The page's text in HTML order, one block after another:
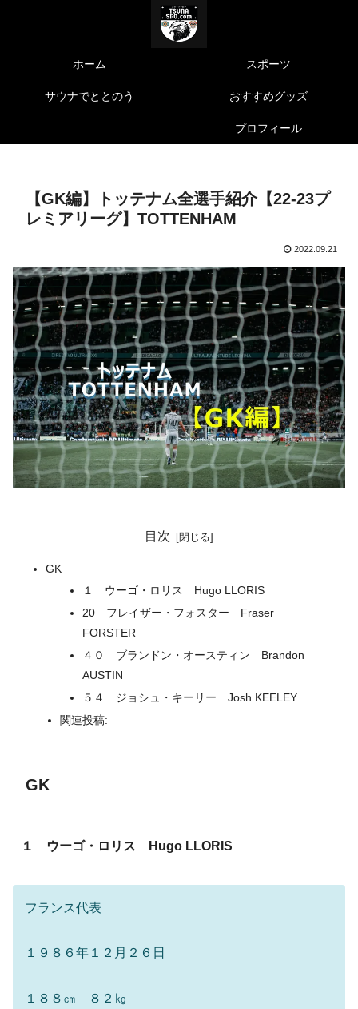
ホーム スポーツ
サウナでととのう おすすめグッズ
プロフィール
【GK編】トッテナム全選手紹介【22-23プ
レミアリーグ】TOTTENHAM
2022.09.21
目次
GK
１ ウーゴ・ロリス Hugo LLORIS
20 フレイザー・フォスター Fraser
FORSTER
４０ ブランドン・オースティン Brandon
AUSTIN
５４ ジョシュ・キーリー Josh KEELEY
関連投稿:
GK
１ ウーゴ・ロリス Hugo LLORIS
フランス代表
１９８６年１２月２６日
１８８㎝ ８２㎏